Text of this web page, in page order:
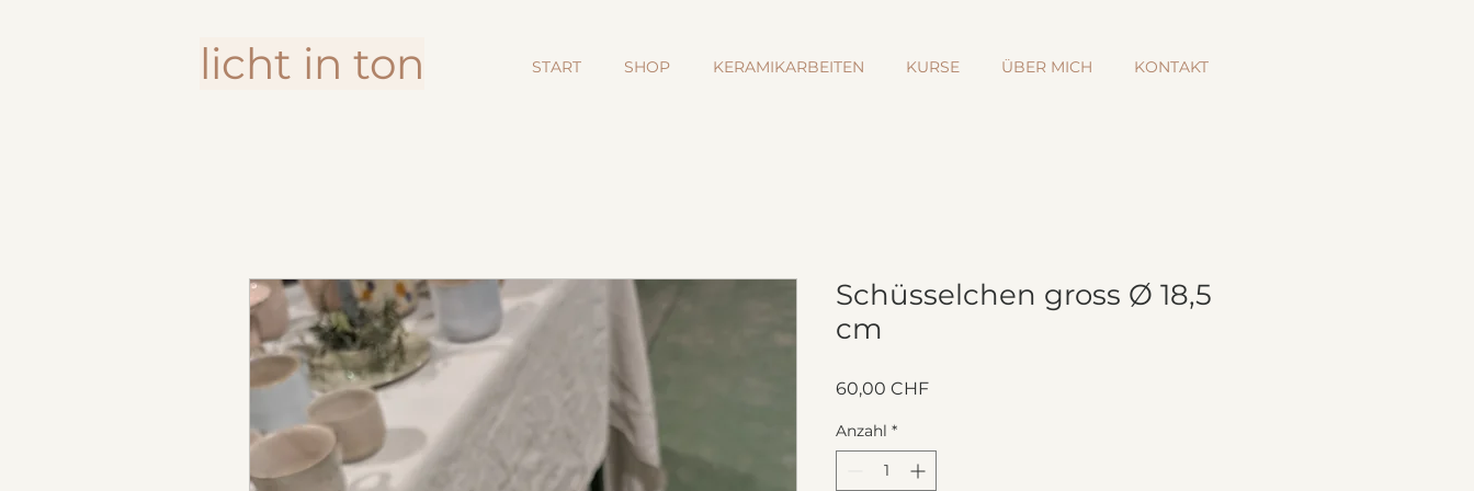
licht in ton START SHOP KERAMIKARBEITEN KURSE ÜBER MICH KONTAKT
Schüsselchen gross Ø 18,5
cm
60,00 CHFPreis
Anzahl *